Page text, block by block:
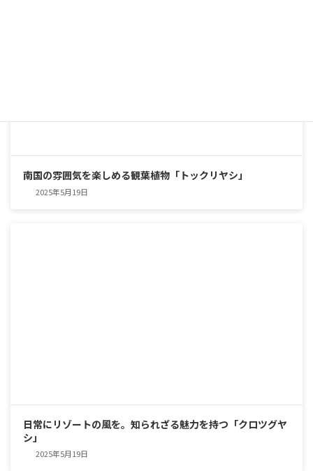
南国の雰囲気を楽しめる観葉植物「トックリヤシ」
2025年5月19日
日常にリゾートの風を。知られざる魅力を持つ「クロツグヤ
シ」
2025年5月19日